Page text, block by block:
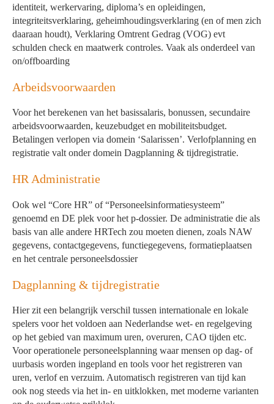
identiteit, werkervaring, diploma’s en opleidingen,
integriteitsverklaring, geheimhoudingsverklaring (en of men zich
daaraan houdt), Verklaring Omtrent Gedrag (VOG) evt
schulden check en maatwerk controles. Vaak als onderdeel van
on/offboarding
Arbeidsvoorwaarden
Voor het berekenen van het basissalaris, bonussen, secundaire
arbeidsvoorwaarden, keuzebudget en mobiliteitsbudget.
Betalingen verlopen via domein ‘Salarissen’. Verlofplanning en
registratie valt onder domein Dagplanning & tijdregistratie.
HR Administratie
Ook wel “Core HR” of “Personeelsinformatiesysteem”
genoemd en DE plek voor het p-dossier. De administratie die als
basis van alle andere HRTech zou moeten dienen, zoals NAW
gegevens, contactgegevens, functiegegevens, formatieplaatsen
en het centrale personeelsdossier
Dagplanning & tijdregistratie
Hier zit een belangrijk verschil tussen internationale en lokale
spelers voor het voldoen aan Nederlandse wet- en regelgeving
op het gebied van maximum uren, overuren, CAO tijden etc.
Voor operationele personeelsplanning waar mensen op dag- of
uurbasis worden ingepland en tools voor het registreren van
uren, verlof en verzuim. Automatisch registreren van tijd kan
ook nog steeds via het in- en uitklokken, met moderne varianten